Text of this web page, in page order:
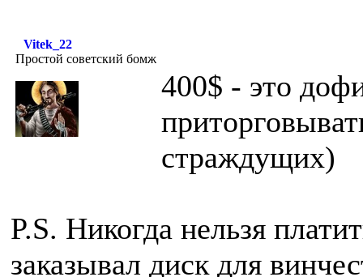
Vitek_22
Простой советский бомж
400$ - это
страждущих)
P.S. Никогда нельзя
заказывал диск для